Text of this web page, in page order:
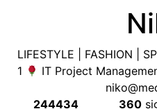
LIFESTYLE FASHION
1
IT Project
244434
360